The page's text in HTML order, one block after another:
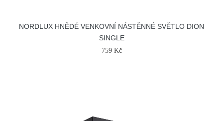
NORDLUX HNĚDÉ VENKOVNÍ NÁSTĚNNÉ SVĚTLO DION
SINGLE
759 Kč